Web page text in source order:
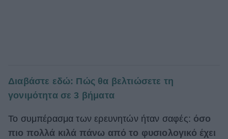
Διαβάστε εδώ: Πώς θα βελτιώσετε τη
γονιμότητα σε 3 βήματα
Το συμπέρασμα των ερευνητών ήταν σαφές: όσο
πιο πολλά κιλά πάνω από το φυσιολογικό έχει